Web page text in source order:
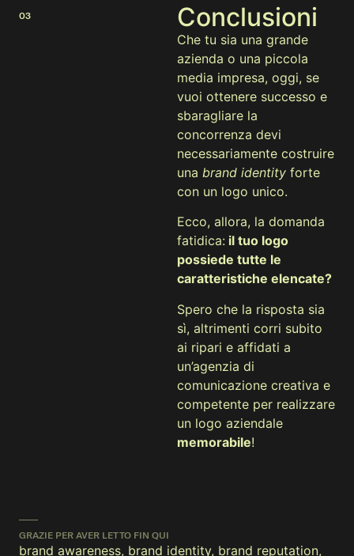
03 Conclusioni
Che tu sia una grande
azienda o una piccola
media impresa, oggi, se
vuoi ottenere successo e
sbaragliare la
concorrenza devi
necessariamente costruire
una brand identity forte
con un logo unico.
Ecco, allora, la domanda
fatidica: il tuo logo
possiede tutte le
caratteristiche elencate?
Spero che la risposta sia
sì, altrimenti corri subito
ai ripari e affidati a
un’agenzia di
comunicazione creativa e
competente per realizzare
un logo aziendale
memorabile!
GRAZIE PER AVER LETTO FIN QUI
brand awareness, brand identity, brand reputation,